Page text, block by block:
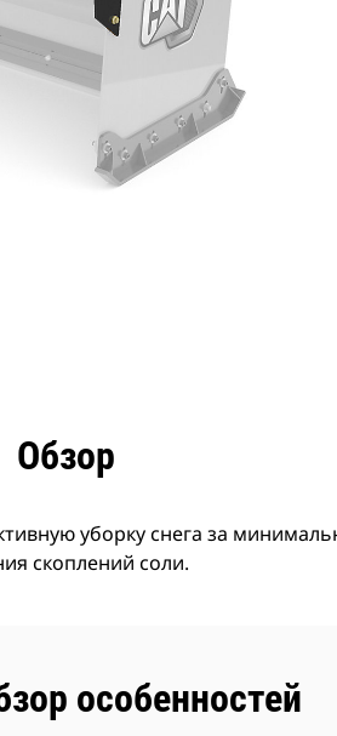
Обзор
уборку снега за
скоплений соли.
особенностей